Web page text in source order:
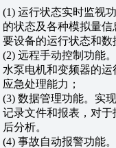
(1) 运行状态实时监视
的状态及各种模拟量
要设备的运行状态和数
(2) 远程手动控制功能
水泵电机和变频器的
应急处理能力；
(3) 数据管理功能。实
记录文件和报表，对
后分析。
(4) 事故自动报警功能